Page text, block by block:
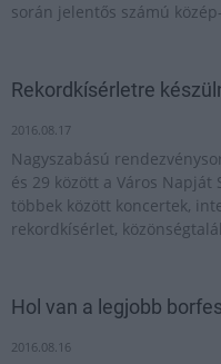
során jelentős számú
Rekordkísérletre
2016.08.17
Nagyszabású
és 29 között a Város
többek között koncertek,
rekordkísérlet,
Hol van a legjobb
2016.08.16